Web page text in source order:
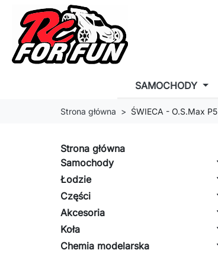
SAMOCHODY
Strona główna ŚWIECA - O.S.Max P5
Strona główna
Samochody
Łodzie
Części
Akcesoria
Koła
Chemia modelarska